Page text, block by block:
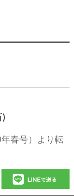
)
春号）より転